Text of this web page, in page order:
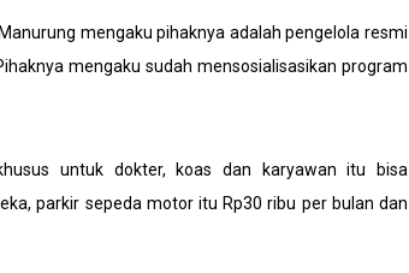
mengaku pihaknya adalah pengelola resmi
mengaku sudah mensosialisasikan program
untuk dokter, koas dan karyawan itu bisa
parkir sepeda motor itu Rp30 ribu per bulan dan